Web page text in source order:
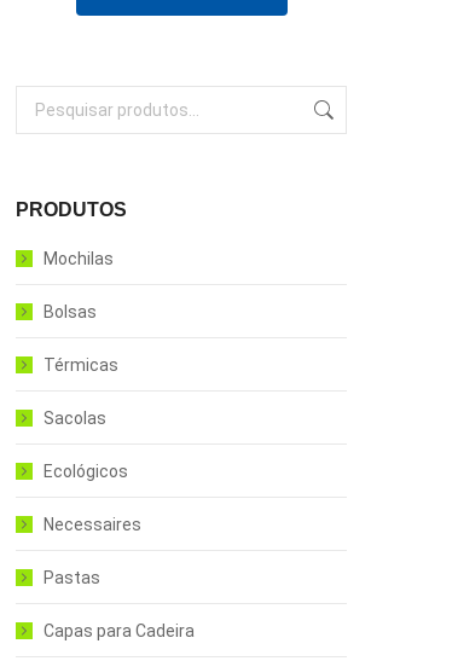
PRODUTOS
Mochilas
Bolsas
Térmicas
Sacolas
Ecológicos
Necessaires
Pastas
Capas para Cadeira